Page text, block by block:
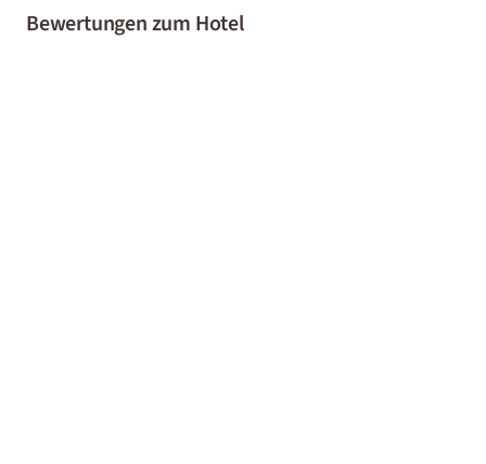
Bewertungen zum Hotel